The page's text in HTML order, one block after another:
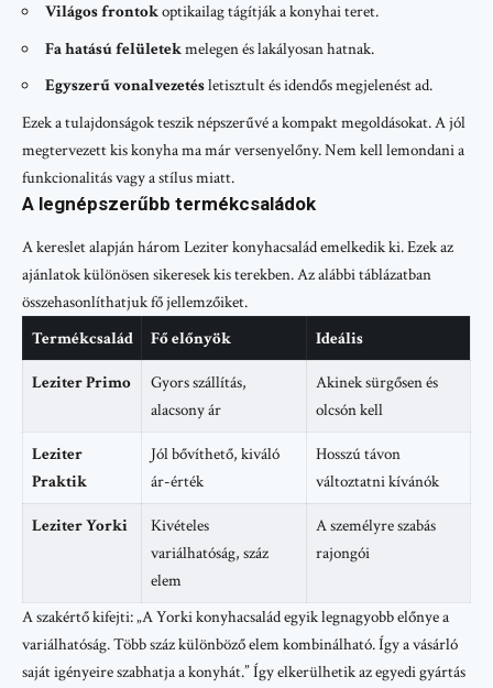
Világos frontokoptikailag tágítják a konyhai teret.
Fa hatású felületekmelegen és lakályosan hatnak.
Egyszerű vonalvezetésletisztult és idendős megjelenést ad.
Ezek a tulajdonságok teszik népszerűvé a kompakt megoldásokat. A jól
megtervezett kis konyha ma már versenyelőny. Nem kell lemondani a
funkcionalitás vagy a stílus miatt.
A legnépszerűbb termékcsaládok
A kereslet alapján három Leziter konyhacsalád emelkedik ki. Ezek az
ajánlatok különösen sikeresek kis terekben. Az alábbi táblázatban
összehasonlíthatjuk fő jellemzőiket.
Termékcsalád
Fő előnyök Ideális
Leziter Primo
Gyors szállítás,
alacsony ár
Akinek sürgősen és
olcsón kell
Leziter
Praktik
Jól bővíthető, kiváló
ár-érték
Hosszú távon
változtatni kívánók
Leziter Yorki
Kivételes
variálhatóság, száz
elem
A személyre szabás
rajongói
A szakértő kifejti: „A Yorki konyhacsalád egyik legnagyobb előnye a
variálhatóság. Több száz különböző elem kombinálható. Így a vásárló
saját igényeire szabhatja a konyhát.” Így elkerülhetik az egyedi gyártás